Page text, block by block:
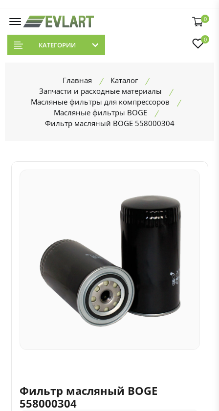
0
КАТЕГОРИИ
0
Главная
Каталог
Запчасти и расходные материалы
Масляные фильтры для компрессоров
Масляные фильтры BOGE
Фильтр масляный BOGE 558000304
Фильтр масляный BOGE
558000304